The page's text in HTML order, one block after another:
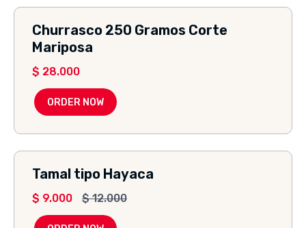
Churrasco 250 Gramos Corte
Mariposa
$ 28.000
ORDER NOW
Tamal tipo Hayaca
$ 9.000 $12.000